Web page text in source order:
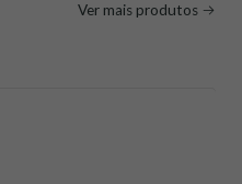
Ver mais produtos